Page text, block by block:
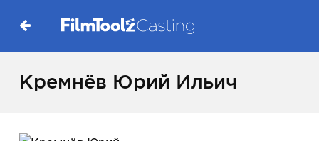
Кремнёв Юрий Ильич